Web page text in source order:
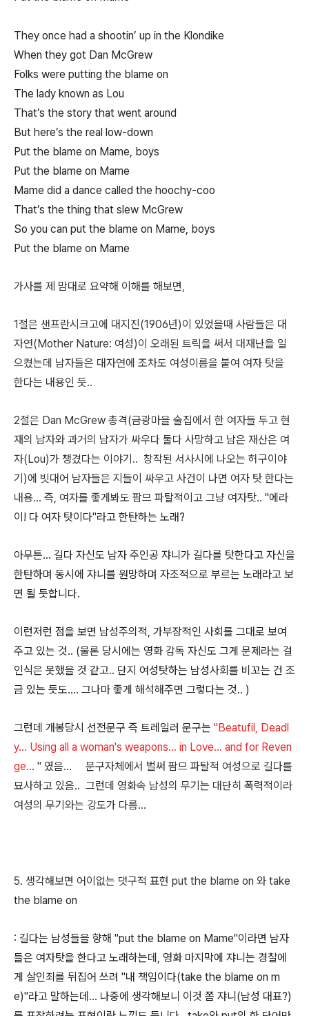
They once had a shootin’ up in the Klondike
When they got Dan McGrew
Folks were putting the blame on
The lady known as Lou
That’s the story that went around
But here’s the real low-down
Put the blame on Mame, boys
Put the blame on Mame
Mame did a dance called the hoochy-coo
That’s the thing that slew McGrew
So you can put the blame on Mame, boys
Put the blame on Mame
가사를 제 맘대로 요약해 이해를 해보면,
1절은 샌프란시크고에 대지진(1906년)이 있었을때 사람들은 대
자연(Mother Nature: 여성)이 오래된 트릭을 써서 대재난을 일
으켰는데 남자들은 대자연에 조차도 여성이름을 붙여 여자 탓을
한다는 내용인 듯..
2절은 Dan McGrew 총격(금광마을 술집에서 한 여자들 두고 현
재의 남자와 과거의 남자가 싸우다 둘다 사망하고 남은 재산은 여
자(Lou)가 챙겼다는 이야기.. 창작된 서사시에 나오는 허구이야
기)에 빗대어 남자들은 지들이 싸우고 사건이 나면 여자 탓 한다는
내용... 즉, 여자를 좋게봐도 팜므 파탈적이고 그냥 여자탓.. "에라
이! 다 여자 탓이다"라고 한탄하는 노래?
아무튼... 길다 자신도 남자 주인공 쟈니가 길다를 탓한다고 자신을
한탄하며 동시에 쟈니를 원망하며 자조적으로 부르는 노래라고 보
면 될 듯합니다.
이런저런 점을 보면 남성주의적, 가부장적인 사회를 그대로 보여
주고 있는 것.. (물론 당시에는 영화 감독 자신도 그게 문제라는 걸
인식은 못했을 것 같고.. 단지 여성탓하는 남성사회를 비꼬는 건 조
금 있는 듯도.... 그나마 좋게 해석해주면 그렇다는 것.. )
그런데 개봉당시 선전문구 즉 트레일러 문구는 "Beatufil, Deadl
y... Using all a woman's weapons... in Love... and for Reven
ge... " 였음... 문구자체에서 벌써 팜므 파탈적 여성으로 길다를
묘사하고 있음.. 그런데 영화속 남성의 무기는 대단히 폭력적이라
여성의 무기와는 강도가 다름...
5. 생각해보면 어이없는 댓구적 표현 put the blame on 와 take
the blame on
: 길다는 남성들을 향해 "put the blame on Mame"이라면 남자
들은 여자탓을 한다고 노래하는데, 영화 마지막에 쟈니는 경찰에
게 살인죄를 뒤집어 쓰려 "내 책임이다(take the blame on m
e)"라고 말하는데... 나중에 생각해보니 이것 쫌 쟈니(남성 대표?)